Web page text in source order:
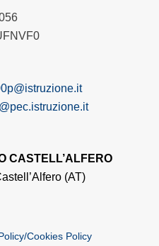
CASTELL’ALFERO
(AT)
Cookies Policy